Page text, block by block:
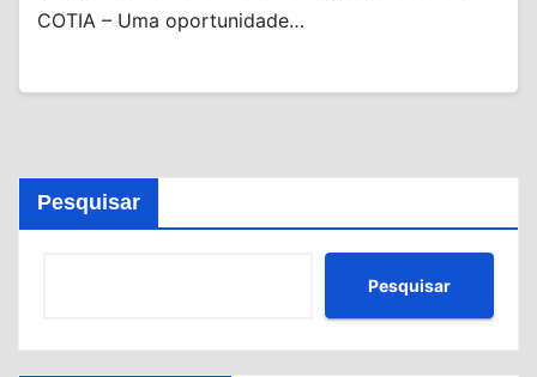
COTIA – Uma oportunidade…
Pesquisar
Pesquisar